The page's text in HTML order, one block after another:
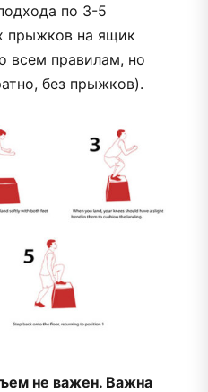
по 3-5
прыжков на ящик
всем правилам, но
без прыжков).
не важен. Важна